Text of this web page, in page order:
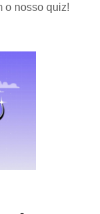
o nosso quiz!